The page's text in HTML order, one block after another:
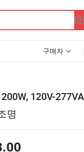
구매자
120V-
명